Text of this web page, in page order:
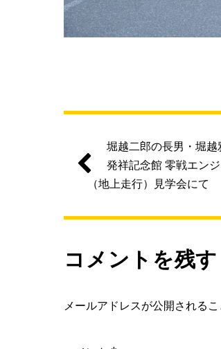
堀越二郎の長男・堀
発祥記念館 零戦エン
（地上走行）見学会にて
コメントを残す
メールアドレスが公開されるこ